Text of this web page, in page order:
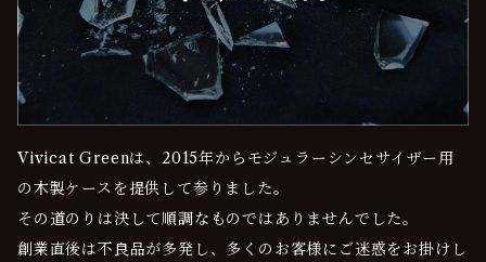
Vivicat Greenは、2015年からモジュラーシンセサイザー用
の木製ケースを提供して参りました。
その道のりは決して順調なものではありませんでした。
創業直後は不良品が多発し、多くのお客様にご迷惑をお掛けし